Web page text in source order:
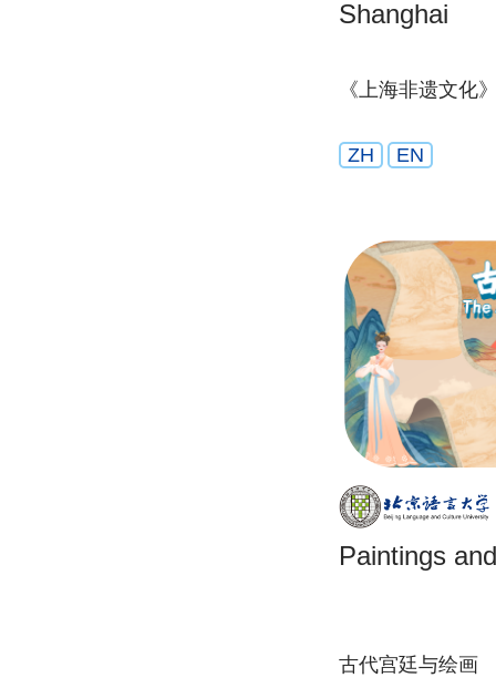
Shanghai
《上海非遗文化
ZH EN
Paintings
古代宫廷与绘画